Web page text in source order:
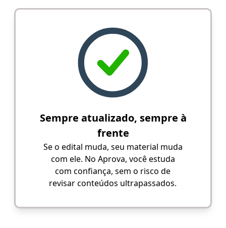
Sempre atualizado, sempre à
frente
Se o edital muda, seu material muda
com ele. No Aprova, você estuda
com confiança, sem o risco de
revisar conteúdos ultrapassados.